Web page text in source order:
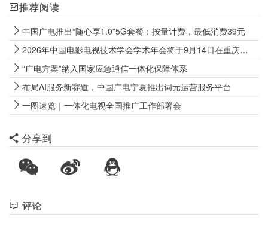
推荐阅读
中国广电推出“随心享1.0”5G套餐：按量计费，最低消费39元
2026年中国电影电视技术学会学术年会将于9月14日在重庆永川举行
“广电方案”纳入国家应急通信一体化保障体系
布局AI服务新赛道，中国广电宁夏推出词元运营服务平台
一图速览｜一体化电视全国推广工作部署会
分享到
评论